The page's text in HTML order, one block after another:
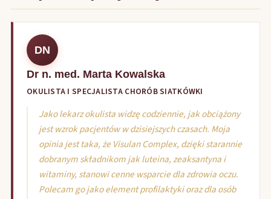
DN
Dr n. med. Marta Kowalska
OKULISTA I SPECJALISTA CHORÓB SIATKÓWKI
Jako lekarz okulista widzę codziennie, jak obciążony
jest wzrok pacjentów w dzisiejszych czasach. Moja
opinia jest taka, że Visulan Complex, dzięki starannie
dobranym składnikom jak luteina, zeaksantyna i
witaminy, stanowi cenne wsparcie dla zdrowia oczu.
Polecam go jako element profilaktyki oraz dla osób